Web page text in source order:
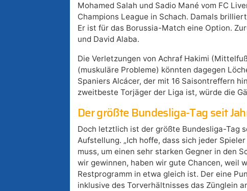
Mohamed Salah und Sadio Mané vom FC
Champions League in Schach. Damals
Er ist für das Borussia-Match eine Option.
und David Alaba.
Die Verletzungen von Achraf Hakimi
(muskuläre Probleme) könnten dagegen
Spaniers Alcácer, der mit 16 Saisontreffern
zweitbeste Torjäger der Liga ist, würde die
Der größte Bundesliga-Tag seit
Doch letztlich ist der größte Bundesliga-Tag
Aufstellung. „Ich hoffe, dass sich jeder
muss, um einen sehr starken Gegner in den
wir gewinnen, haben wir gute Chancen, weil
Restprogramm in etwa gleich ist. Der eine
inklusive des Torverhältnisses das Zünglein